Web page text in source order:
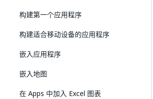
构建第一个应用程序
构建适合移动设备的应用程序
嵌入应用程序
嵌入地图
在 Apps 中加入 Excel 图表